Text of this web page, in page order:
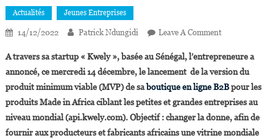
Actualités Jeunes Entreprises
14/12/2022 Patrick Ndungidi Leave A CommentOn
Sénégalaise
Birame
Sock
Lance
La
Marketplace
A travers sa startup « Kwely », basée au Sénégal, l’entrepreneure a
annoncé, ce mercredi 14 décembre, le lancement de la version du
produit minimum viable (MVP) de saboutique en ligne B2Bpour les
produits Made in Africa ciblant les petites et grandes entreprises au
niveau mondial (api.kwely.com). Objectif : changer la donne, afin de
fournir aux producteurs et fabricants africains une vitrine mondiale